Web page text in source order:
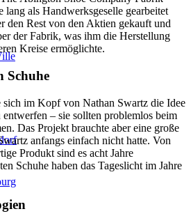
lang als Handwerksgeselle gearbeitet
den Rest von den Aktien gekauft und
der Fabrik, was ihm die Herstellung
Kreise ermöglichte.
Schuhe
sich im Kopf von Nathan Swartz die Idee
entwerfen – sie sollten problemlos beim
Das Projekt brauchte aber eine große
anfangs einfach nicht hatte. Von
Produkt sind es acht Jahre
Schuhe haben das Tageslicht im Jahre